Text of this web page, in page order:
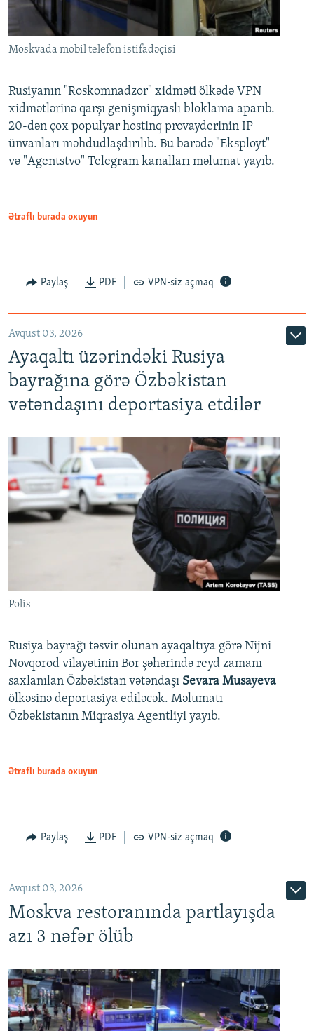
Moskvada mobil telefon istifadəçisi
Rusiyanın "Roskomnadzor" xidməti ölkədə VPN
xidmətlərinə qarşı genişmiqyaslı bloklama aparıb.
20-dən çox populyar hostinq provayderinin IP
ünvanları məhdudlaşdırılıb. Bu barədə "Eksployt"
və "Agentstvo" Telegram kanalları məlumat yayıb.
Ətraflı burada oxuyun
Paylaş PDF VPN-siz açmaq
Avqust 03, 2026
Ayaqaltı üzərindəki Rusiya
bayrağına görə Özbəkistan
vətəndaşını deportasiya etdilər
Polis
Rusiya bayrağı təsvir olunan ayaqaltıya görə Nijni
Novqorod vilayətinin Bor şəhərində reyd zamanı
saxlanılan Özbəkistan vətəndaşı Sevara Musayeva
ölkəsinə deportasiya ediləcək. Məlumatı
Özbəkistanın Miqrasiya Agentliyi yayıb.
Ətraflı burada oxuyun
Paylaş PDF VPN-siz açmaq
Avqust 03, 2026
Moskva restoranında partlayışda
azı 3 nəfər ölüb